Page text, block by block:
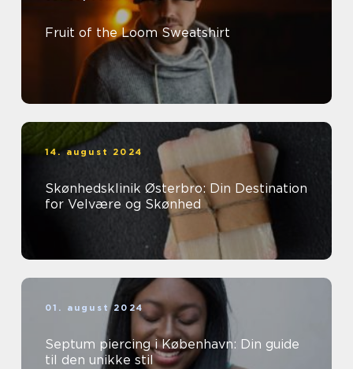
Fruit of the Loom Sweatshirt
14. august 2024
Skønhedsklinik Østerbro: Din Destination
for Velvære og Skønhed
01. august 2024
Septum piercing i København: Din guide
til den unikke stil